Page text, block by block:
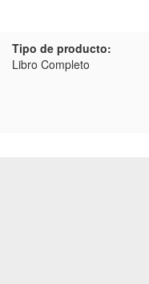
Tipo de producto:
Libro Completo